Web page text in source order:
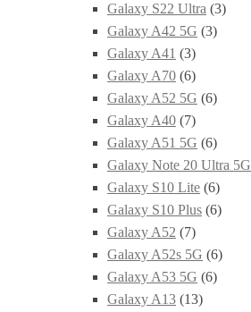
Galaxy S22 Ultra (3)
Galaxy A42 5G (3)
Galaxy A41 (3)
Galaxy A70 (6)
Galaxy A52 5G (6)
Galaxy A40 (7)
Galaxy A51 5G (6)
Galaxy Note 20 Ultra 5G
Galaxy S10 Lite (6)
Galaxy S10 Plus (6)
Galaxy A52 (7)
Galaxy A52s 5G (6)
Galaxy A53 5G (6)
Galaxy A13 (13)